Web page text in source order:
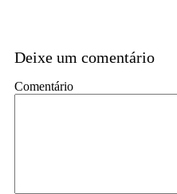
Deixe um comentário
Comentário